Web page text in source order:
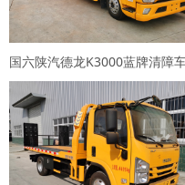
国六陕汽德龙K3000蓝牌清障